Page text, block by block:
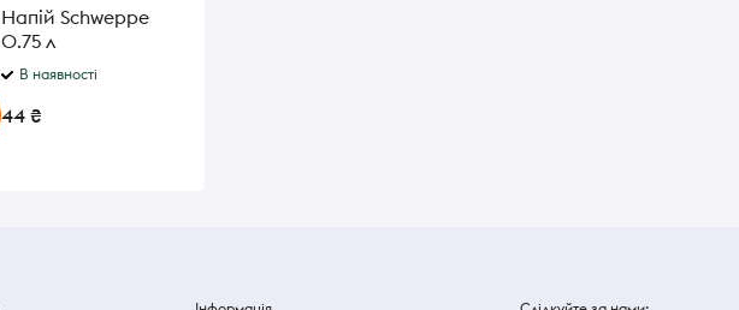
Напій Schweppes Indian Tonic
0.75 л
В наявності
44 ₴